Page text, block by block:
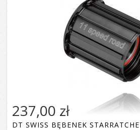
237,00 zł
DT SWISS BĘBENEK